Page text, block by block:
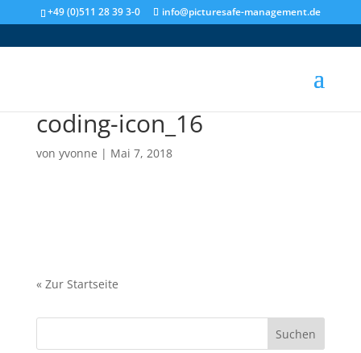
+49 (0)511 28 39 3-0 info@picturesafe-management.de
coding-icon_16
von yvonne | Mai 7, 2018
« Zur Startseite